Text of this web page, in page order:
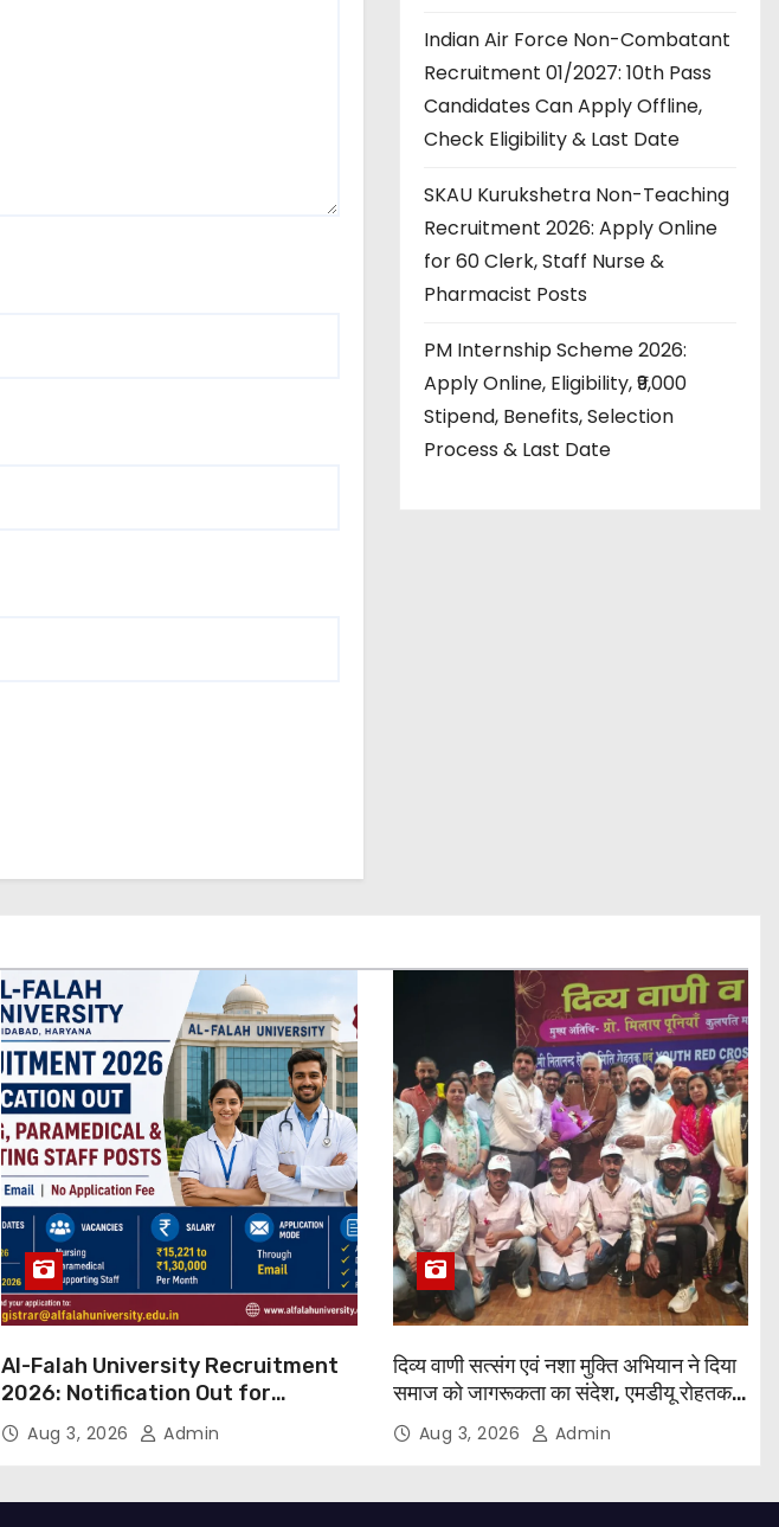
Indian Air Force Non-Combatant
Recruitment 01/2027: 10th Pass
Candidates Can Apply Offline,
Check Eligibility & Last Date
SKAU Kurukshetra Non-Teaching
Recruitment 2026: Apply Online
for 60 Clerk, Staff Nurse &
Pharmacist Posts
PM Internship Scheme 2026:
Apply Online, Eligibility, ₹9,000
Stipend, Benefits, Selection
Process & Last Date
Al-Falah University Recruitment
2026: Notification Out for
Nursing, Paramedical &
Supporting Staff Posts, Apply
Aug 3, 2026 Admin
दिव्य वाणी सत्संग एवं नशा मुक्ति अभियान ने दिया
समाज को जागरूकता का संदेश, एमडीयू रोहतक में
हजारों लोगों ने लिया संकल्प
Aug 3, 2026 Admin